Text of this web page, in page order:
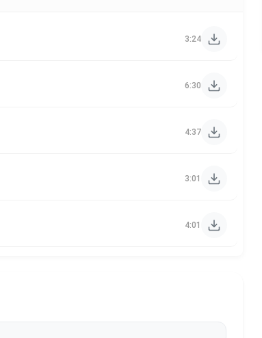
3:24
6:30
4:37
3:01
4:01